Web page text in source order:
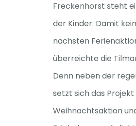
Freckenhorst steht
der Kinder. Damit
nächsten
überreichte die
Denn neben der
setzt sich das
Weihnachtsaktion